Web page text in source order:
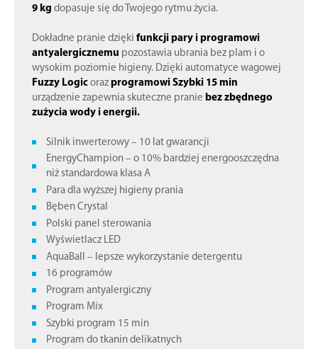
9 kg dopasuje się do Twojego rytmu życia.
Dokładne pranie dzięki funkcji pary i programowi
antyalergicznemu pozostawia ubrania bez plam i o
wysokim poziomie higieny. Dzięki automatyce wagowej
Fuzzy Logic oraz programowi Szybki 15 min
urządzenie zapewnia skuteczne pranie bez zbędnego
zużycia wody i energii.
Silnik inwerterowy – 10 lat gwarancji
EnergyChampion – o 10% bardziej energooszczędna
niż standardowa klasa A
Para dla wyższej higieny prania
Bęben Crystal
Polski panel sterowania
Wyświetlacz LED
AquaBall – lepsze wykorzystanie detergentu
16 programów
Program antyalergiczny
Program Mix
Szybki program 15 min
Program do tkanin delikatnych